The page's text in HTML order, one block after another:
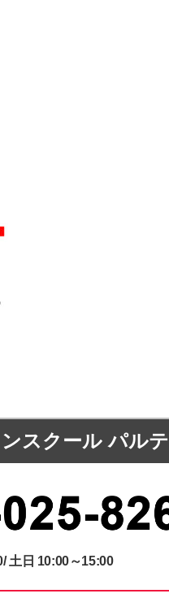
スクール パル
土日 10:00～15:00